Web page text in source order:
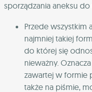
sporządzania aneksu
Przede
najmniej takiej
do której się
nieważny.
zawartej w formie
także na piśmie,